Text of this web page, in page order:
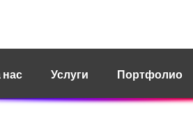
нас Услуги Портфолио